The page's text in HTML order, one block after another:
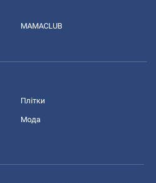
MAMACLUB
Плітки
Мода